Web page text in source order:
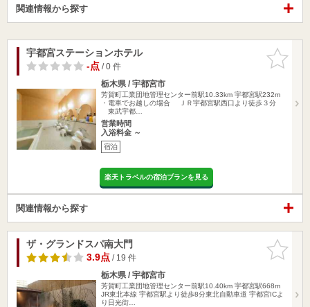
関連情報から探す
お気に入
りに追加
宇都宮ステーションホテル
-点/ 0 件
栃木県 / 宇都宮市
芳賀町工業団地管理センター前駅10.33km 宇都宮駅232m
・電車でお越しの場合 ＪＲ宇都宮駅西口より徒歩３分
東武宇都…
営業時間
入浴料金 ～
宿泊
楽天トラベルの宿泊プランを見る
関連情報から探す
お気に入
りに追加
ザ・グランドスパ南大門
3.9点/ 19 件
栃木県 / 宇都宮市
芳賀町工業団地管理センター前駅10.40km 宇都宮駅668m
JR東北本線 宇都宮駅より徒歩8分東北自動車道 宇都宮ICよ
り日光街…